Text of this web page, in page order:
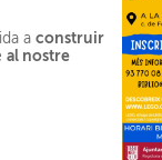
a construir
al nostre